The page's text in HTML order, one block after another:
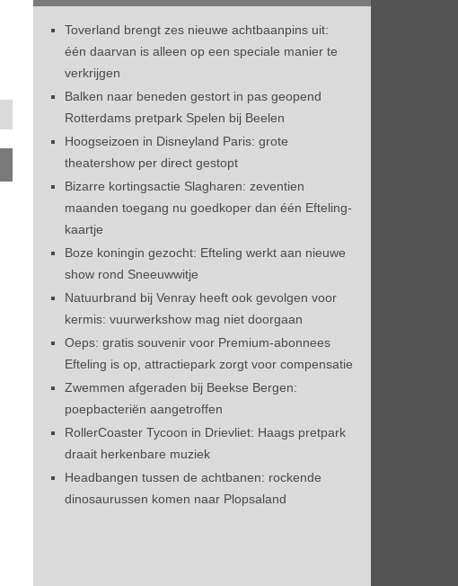
Toverland brengt zes nieuwe achtbaanpins uit:
één daarvan is alleen op een speciale manier te
verkrijgen
Balken naar beneden gestort in pas geopend
Rotterdams pretpark Spelen bij Beelen
Hoogseizoen in Disneyland Paris: grote
theatershow per direct gestopt
Bizarre kortingsactie Slagharen: zeventien
maanden toegang nu goedkoper dan één Efteling-
kaartje
Boze koningin gezocht: Efteling werkt aan nieuwe
show rond Sneeuwwitje
Natuurbrand bij Venray heeft ook gevolgen voor
kermis: vuurwerkshow mag niet doorgaan
Oeps: gratis souvenir voor Premium-abonnees
Efteling is op, attractiepark zorgt voor compensatie
Zwemmen afgeraden bij Beekse Bergen:
poepbacteriën aangetroffen
RollerCoaster Tycoon in Drievliet: Haags pretpark
draait herkenbare muziek
Headbangen tussen de achtbanen: rockende
dinosaurussen komen naar Plopsaland